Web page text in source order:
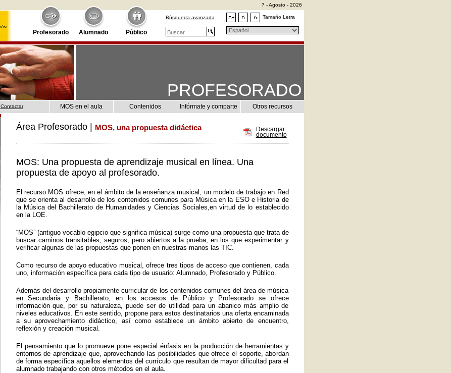
Profesorado Alumnado Público
7 - Agosto - 2026
Búsqueda avanzada Tamaño Letra
PROFESORADO
Contactar MOS en el aula Contenidos Infórmate y comparte Otros recursos
Descargar
documento
Área Profesorado | MOS, una propuesta didáctica
MOS: Una propuesta de aprendizaje musical en línea. Una
propuesta de apoyo al profesorado.
El recurso MOS ofrece, en el ámbito de la enseñanza musical, un modelo de trabajo en Red
que se orienta al desarrollo de los contenidos comunes para Música en la ESO e Historia de
la Música del Bachillerato de Humanidades y Ciencias Sociales,en virtud de lo establecido
en la LOE.
“MOS” (antiguo vocablo egipcio que significa música) surge como una propuesta que trata de
buscar caminos transitables, seguros, pero abiertos a la prueba, en los que experimentar y
verificar algunas de las propuestas que ponen en nuestras manos las TIC.
Como recurso de apoyo educativo musical, ofrece tres tipos de acceso que contienen, cada
uno, información específica para cada tipo de usuario: Alumnado, Profesorado y Público.
Además del desarrollo propiamente curricular de los contenidos comunes del área de música
en Secundaria y Bachillerato, en los accesos de Público y Profesorado se ofrece
información que, por su naturaleza, puede ser de utilidad para un abanico más amplio de
niveles educativos. En este sentido, propone para estos destinatarios una oferta encaminada
a su aprovechamiento didáctico, así como establece un ámbito abierto de encuentro,
reflexión y creación musical.
El pensamiento que lo promueve pone especial énfasis en la producción de herramientas y
entornos de aprendizaje que, aprovechando las posibilidades que ofrece el soporte, abordan
de forma específica aquellos elementos del currículo que resultan de mayor dificultad para el
alumnado trabajando con otros métodos en el aula.